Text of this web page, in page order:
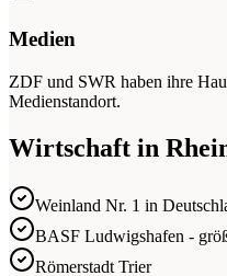
Medien
ZDF und SWR haben ihre
Medienstandort.
Wirtschaft in
Weinland Nr. 1 in
BASF Ludwigshafen -
Römerstadt Trier